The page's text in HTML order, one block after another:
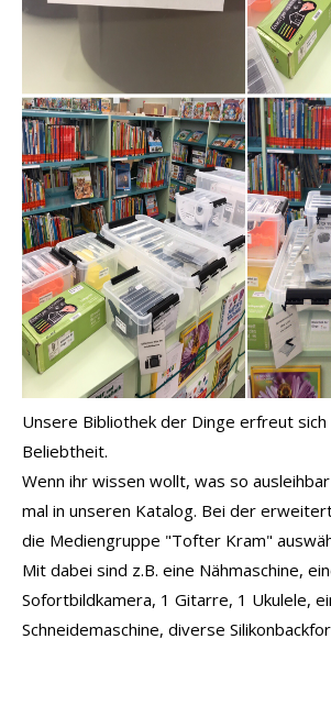
Unsere Bibliothek der Dinge erfreut
Beliebtheit.
Wenn ihr wissen wollt, was so
mal in unseren Katalog. Bei der
die Mediengruppe "Tofter Kram"
Mit dabei sind z.B. eine Nähmaschine,
Sofortbildkamera, 1 Gitarre, 1 Ukulele,
Schneidemaschine, diverse